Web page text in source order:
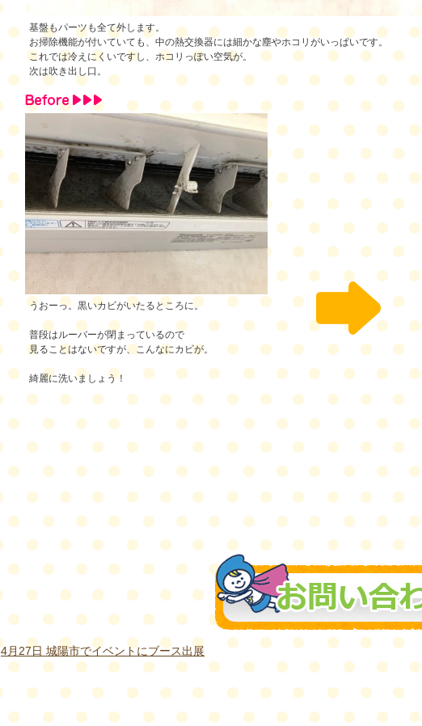
基盤もパーツも全て外します。
お掃除機能が付いていても、中の熱交換器には細かな塵やホコリがいっぱいです。
これでは冷えにくいですし、ホコリっぽい空気が。
次は吹き出し口。
うおーっ。黒いカビがいたるところに。
普段はルーバーが閉まっているので
見ることはないですが、こんなにカビが。
綺麗に洗いましょう！
4月27日 城陽市でイベントにブース出展